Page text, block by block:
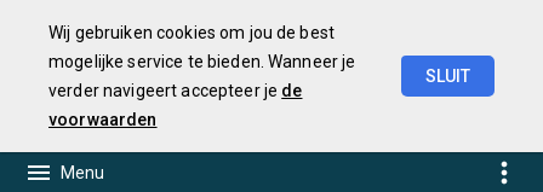
Wij gebruiken cookies om jou de best
mogelijke service te bieden. Wanneer je
verder navigeert accepteer je de
voorwaarden
SLUIT